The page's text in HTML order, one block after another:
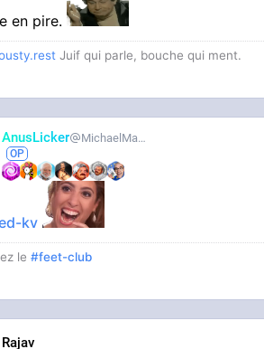
en pire.
Juif qui parle, bouche qui ment.
AnusLicker MichaelMann
kv
le#feet-club
Rajav